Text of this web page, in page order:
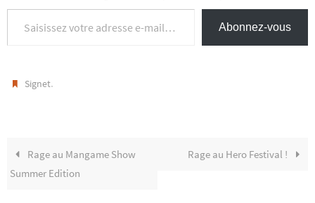
Saisissez votre adresse e-mail…
Abonnez-vous
Signet.
Rage au Mangame Show
Summer Edition
Rage au Hero Festival !